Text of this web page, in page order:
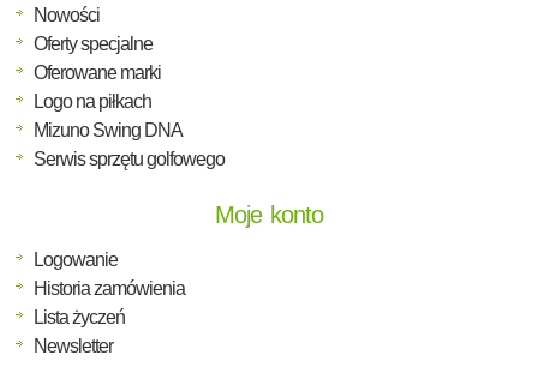
Nowości
Oferty specjalne
Oferowane marki
Logo na piłkach
Mizuno Swing DNA
Serwis sprzętu golfowego
Moje konto
Logowanie
Historia zamówienia
Lista życzeń
Newsletter